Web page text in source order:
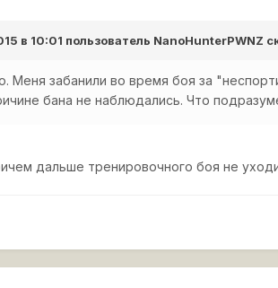
в 10:01 пользователь NanoHunterPWNZ
Меня забанили во время боя за
бана не наблюдались. Что
дальше тренировочного боя не